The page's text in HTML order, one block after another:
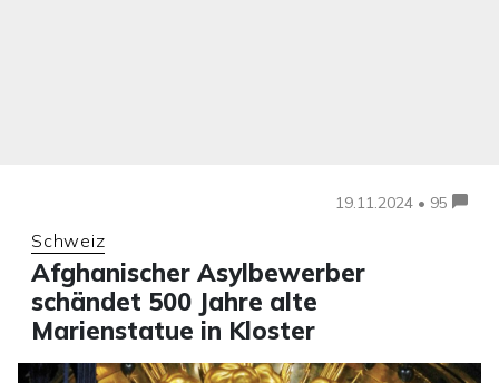
19.11.2024 • 95
Schweiz
Afghanischer Asylbewerber
schändet 500 Jahre alte
Marienstatue in Kloster